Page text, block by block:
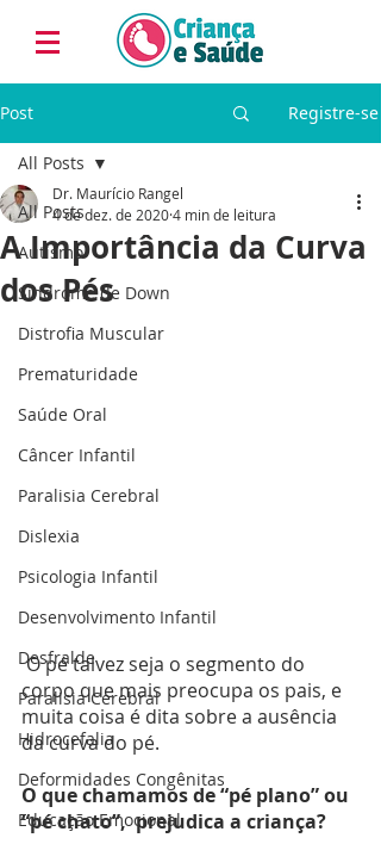
Post Registre-se
All Posts
Autismo
Síndrome de Down
Distrofia Muscular
Prematuridade
Saúde Oral
Câncer Infantil
Paralisia Cerebral
Dislexia
Psicologia Infantil
Desenvolvimento Infantil
Desfralde
Paralisia Cerebral
Hidrocefalia
Deformidades Congênitas
Educação Emocional
All Posts
A Importância da Curva
dos Pés
Dr. Maurício Rangel
4 de dez. de 20204 min de leitura
O pé talvez seja o segmento do
corpo que mais preocupa os pais, e
muita coisa é dita sobre a ausência
da curva do pé.
O que chamamos de “pé plano” ou
“pé chato”,  prejudica a criança?